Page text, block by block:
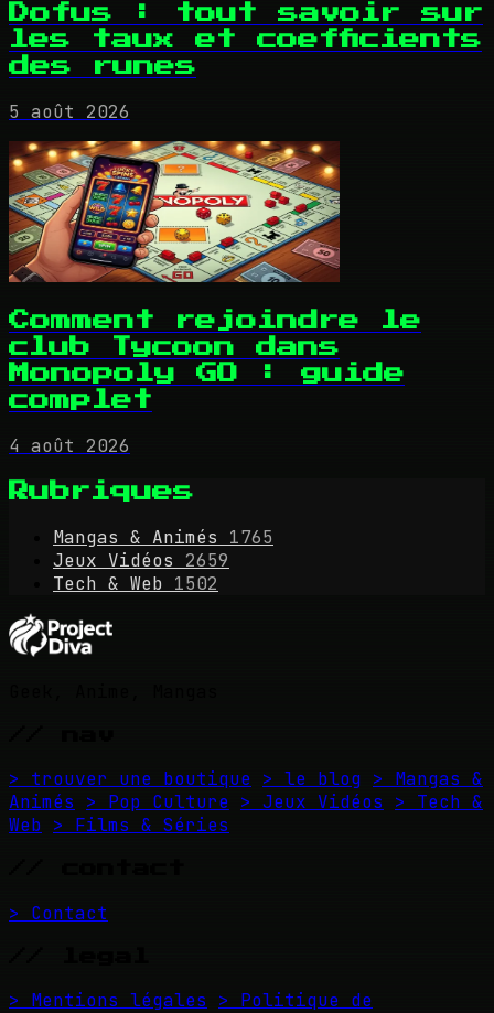
Dofus : tout savoir sur
les taux et coefficients
des runes
5 août 2026
Comment rejoindre le
club Tycoon dans
Monopoly GO : guide
complet
4 août 2026
Rubriques
Mangas & Animés
1765
Jeux Vidéos
2659
Tech & Web 1502
> trouver une boutique > le blog > Mangas &
Animés
> Pop Culture > Jeux Vidéos
> Tech &
Web > Films & Séries
> Contact
> Mentions légales
> Politique de